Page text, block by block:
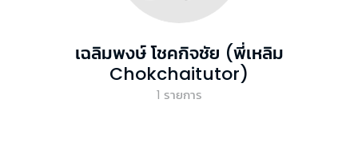
เฉลิมพงษ์ โชคกิจชัย (พี่เหลิม
Chokchaitutor)
1 รายการ